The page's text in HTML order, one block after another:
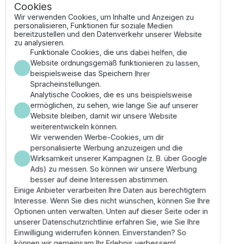
Zentrifugal- und
Druckerhöhungspumpen
Die JET-Serie aus Gusseisen oder Edelstahl (Jetinox)
ist der Standard für die selbstansaugende
Wasserförderung. Zur Druckerhöhung in
Wohnkomplexen bietet die E.sybox-Serie
frequenzgesteuerte, kompakte Lösungen zur direkten
Installation nach dem Wasserzähler.
Unterwasser- und Umwälzpumpen
DAB S4 Tiefbrunnenpumpen ermöglichen die effiziente
Grundwasserförderung aus großen Tiefen. Im
Heizungsbereich setzen die Evosta-Serien Maßstäbe in
der Energieeffizienz gemäß ERP-Richtlinien. Für
Schmutz- und Abwasseranwendungen bieten die
Baureihen Nova und Feka robuste Lösungen für
Entwässerungsaufgaben. Beratung:Wir führen das
komplette DAB-Portfolio. Kontaktieren Sie uns für die
präzise Auslegung Ihrer Anlage gemäß der
Cookies
Wir verwenden Cookies, um Inhalte und Anzeigen zu
personalisieren, Funktionen für soziale Medien
bereitzustellen und den Datenverkehr unserer Website
zu analysieren.
Funktionale Cookies, die uns dabei helfen, die
Website ordnungsgemäß funktionieren zu lassen,
beispielsweise das Speichern Ihrer
Spracheinstellungen.
Analytische Cookies, die es uns beispielsweise
ermöglichen, zu sehen, wie lange Sie auf unserer
Website bleiben, damit wir unsere Website
weiterentwickeln können.
Wir verwenden Werbe-Cookies, um dir
personalisierte Werbung anzuzeigen und die
Wirksamkeit unserer Kampagnen (z. B. über Google
Ads) zu messen. So können wir unsere Werbung
besser auf deine Interessen abstimmen.
Einige Anbieter verarbeiten Ihre Daten aus berechtigtem
Interesse. Wenn Sie dies nicht wünschen, können Sie Ihre
Optionen unten verwalten. Unten auf dieser Seite oder in
unserer Datenschutzrichtlinie erfahren Sie, wie Sie Ihre
Einwilligung widerrufen können. Einverstanden? So